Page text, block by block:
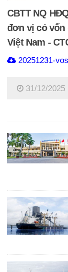
CBTT NQ
đơn vị có vốn
Việt Nam -
20251231-
31/12/2025